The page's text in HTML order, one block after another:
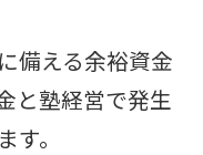
備える余裕資金
と塾経営で発生
。